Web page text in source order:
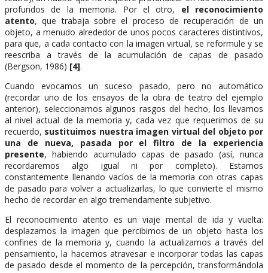
profundos de la memoria. Por el otro, el reconocimiento
atento, que trabaja sobre el proceso de recuperación de un
objeto, a menudo alrededor de unos pocos caracteres distintivos,
para que, a cada contacto con la imagen virtual, se reformule y se
reescriba a través de la acumulación de capas de pasado
(Bergson, 1986) [4].
Cuando evocamos un suceso pasado, pero no automático
(recordar uno de los ensayos de la obra de teatro del ejemplo
anterior), seleccionamos algunos rasgos del hecho, los llevamos
al nivel actual de la memoria y, cada vez que requerimos de su
recuerdo, sustituimos nuestra imagen virtual del objeto por
una de nueva, pasada por el filtro de la experiencia
presente, habiendo acumulado capas de pasado (así, nunca
recordaremos algo igual ni por completo). Estamos
constantemente llenando vacíos de la memoria con otras capas
de pasado para volver a actualizarlas, lo que convierte el mismo
hecho de recordar en algo tremendamente subjetivo.
El reconocimiento atento es un viaje mental de ida y vuelta:
desplazamos la imagen que percibimos de un objeto hasta los
confines de la memoria y, cuando la actualizamos a través del
pensamiento, la hacemos atravesar e incorporar todas las capas
de pasado desde el momento de la percepción, transformándola